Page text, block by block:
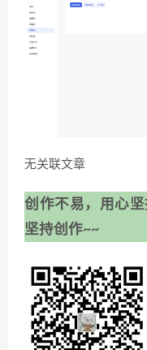
无关联文章
创作不易，用心
坚持创作~~